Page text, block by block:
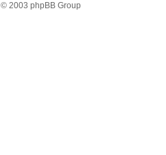
© 2003 phpBB Group